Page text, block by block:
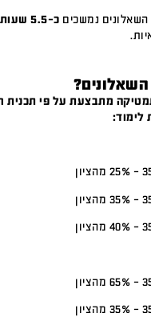
השאלונים נמשכים כ-5.5 שעות
מתבצעת על פי תכנית
לימוד: